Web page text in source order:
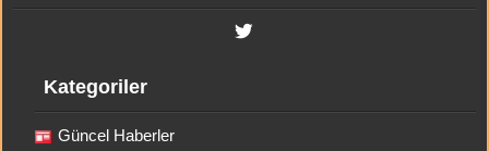
Kategoriler
Güncel Haberler